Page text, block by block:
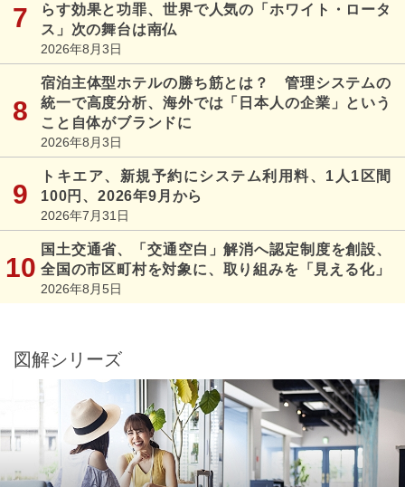
らす効果と功罪、世界で人気の「ホワイト・ロータ
ス」次の舞台は南仏
2026年8月3日
宿泊主体型ホテルの勝ち筋とは？ 管理システムの
統一で高度分析、海外では「日本人の企業」という
こと自体がブランドに
2026年8月3日
トキエア、新規予約にシステム利用料、1人1区間
100円、2026年9月から
2026年7月31日
国土交通省、「交通空白」解消へ認定制度を創設、
全国の市区町村を対象に、取り組みを「見える化」
2026年8月5日
図解シリーズ